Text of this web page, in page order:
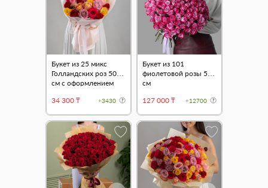
Букет из 25 микс
Голландских роз 50
см с оформлением
34 300 ₸
+3430
Букет из 101
фиолетовой розы 50
см
127 000 ₸
+12700